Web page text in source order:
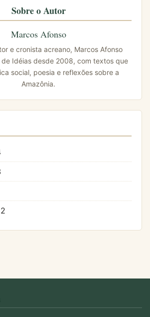
Sobre o Autor
Marcos Afonso
e cronista acreano, Marcos Afonso
de Idéias desde 2008, com textos que
social, poesia e reflexões sobre a
Amazônia.